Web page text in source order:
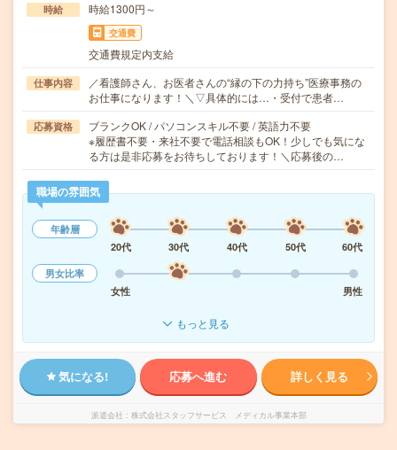
時給 時給1300円～
交通費
交通費規定内支給
仕事内容
／看護師さん、お医者さんの“縁の下の力持ち”医療事務の
お仕事になります！＼▽具体的には…・受付で患者…
応募資格
ブランクOK / パソコンスキル不要 / 英語力不要
※履歴書不要・来社不要で電話相談もOK！少しでも気にな
る方は是非応募をお待ちしております！＼応募後の…
職場の雰囲気
年齢層
20代
30代 40代 50代
60代
男女比率
女性
男性
もっと見る
気になる! 応募へ進む 詳しく見る
派遣会社 株式会社スタッフサービス メディカル事業本部